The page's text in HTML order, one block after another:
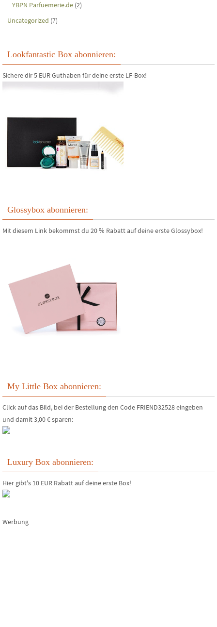
YBPN Parfuemerie.de (2)
Uncategorized (7)
Lookfantastic Box abonnieren:
Sichere dir 5 EUR Guthaben für deine erste LF-Box!
Glossybox abonnieren:
Mit diesem Link bekommst du 20 % Rabatt auf deine erste Glossybox!
My Little Box abonnieren:
Click auf das Bild, bei der Bestellung den Code FRIEND32528 eingeben
und damit 3,00 € sparen:
Luxury Box abonnieren:
Hier gibt's 10 EUR Rabatt auf deine erste Box!
Werbung